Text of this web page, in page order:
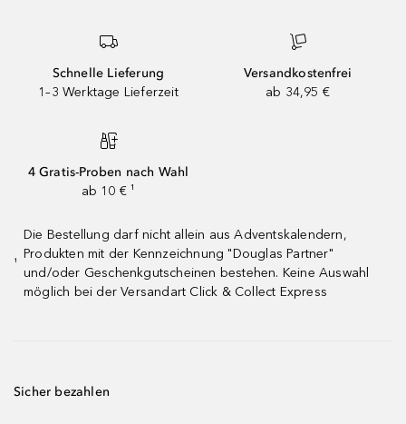
Schnelle Lieferung
1–3 Werktage Lieferzeit
Versandkostenfrei
ab 34,95 €
4 Gratis-Proben nach Wahl
ab 10 € ¹
¹
Die Bestellung darf nicht allein aus Adventskalendern,
Produkten mit der Kennzeichnung "Douglas Partner"
und/oder Geschenkgutscheinen bestehen. Keine Auswahl
möglich bei der Versandart Click & Collect Express
Sicher bezahlen